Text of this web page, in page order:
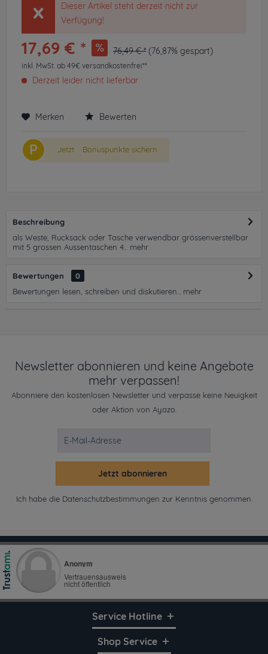
Dieser Artikel steht derzeit nicht zur
Verfügung!
17,69 € * 76,49 € * (76,87% gespart)
inkl. MwSt. ab 49€ versandkostenfrei**
Derzeit leider nicht lieferbar
Merken Bewerten
P Jetzt Bonuspunkte sichern
Beschreibung
als Weste, Rucksack oder Tasche verwendbar grössenverstellbar
mit 5 grossen Aussentaschen 4...
mehr
Bewertungen
0
Bewertungen lesen, schreiben und diskutieren...
mehr
Newsletter abonnieren und keine Angebote
mehr verpassen!
Abonniere den kostenlosen Newsletter und verpasse keine Neuigkeit
oder Aktion von Ayazo.
Jetzt abonnieren
Ich habe die Datenschutzbestimmungen zur Kenntnis genommen.
Service Hotline
Shop Service